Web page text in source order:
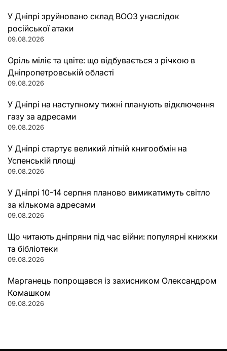
У Дніпрі зруйновано склад ВООЗ унаслідок
російської атаки
09.08.2026
Оріль міліє та цвіте: що відбувається з річкою в
Дніпропетровській області
09.08.2026
У Дніпрі на наступному тижні планують відключення
газу за адресами
09.08.2026
У Дніпрі стартує великий літній книгообмін на
Успенській площі
09.08.2026
У Дніпрі 10-14 серпня планово вимикатимуть світло
за кількома адресами
09.08.2026
Що читають дніпряни під час війни: популярні книжки
та бібліотеки
09.08.2026
Марганець попрощався із захисником Олександром
Комашком
09.08.2026